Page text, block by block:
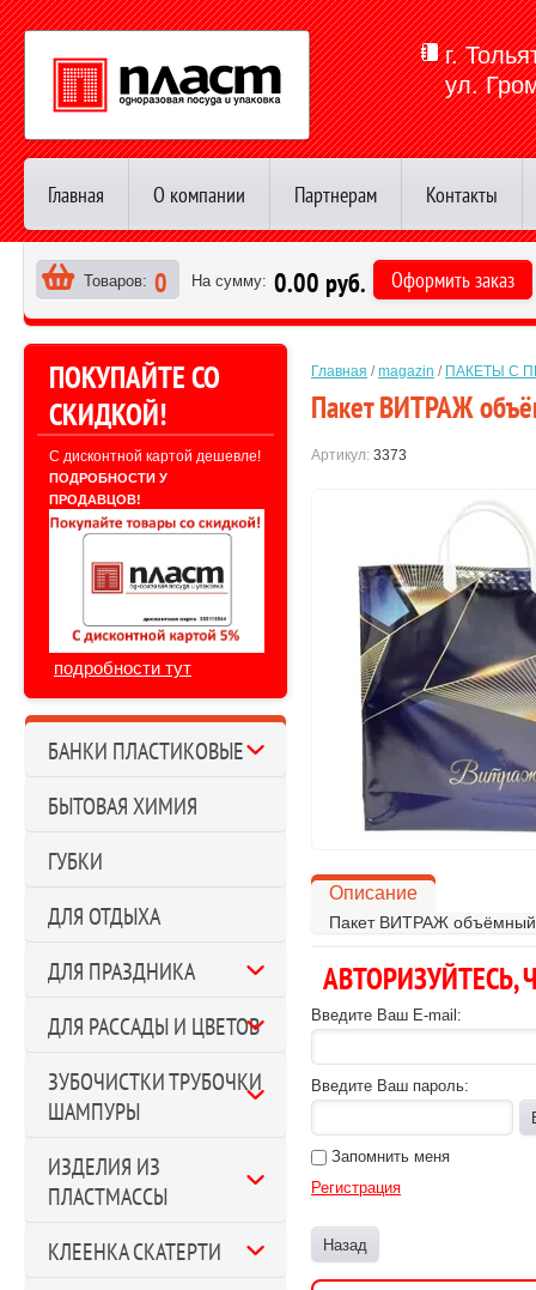
г.
ул.
Главная О компании Партнерам Контакты
Товаров: 0 На сумму: 0.00 руб. Оформить заказ
ПОКУПАЙТЕ СО
СКИДКОЙ!
С дисконтной картой дешевле!
ПОДРОБНОСТИ У
ПРОДАВЦОВ!
подробности тут
БАНКИ ПЛАСТИКОВЫЕ
БЫТОВАЯ ХИМИЯ
ГУБКИ
ДЛЯ ОТДЫХА
ДЛЯ ПРАЗДНИКА
ДЛЯ РАССАДЫ И ЦВЕТОВ
ЗУБОЧИСТКИ ТРУБОЧКИ
ШАМПУРЫ
ИЗДЕЛИЯ ИЗ
ПЛАСТМАССЫ
КЛЕЕНКА СКАТЕРТИ
>
Главная / magazin / ПАКЕТЫ С
Пакет ВИТРАЖ
Артикул: 3373
Описание
Пакет ВИТРАЖ
Введите Ваш E-mail:
Введите Ваш пароль:
Запомнить меня
Регистрация
Назад